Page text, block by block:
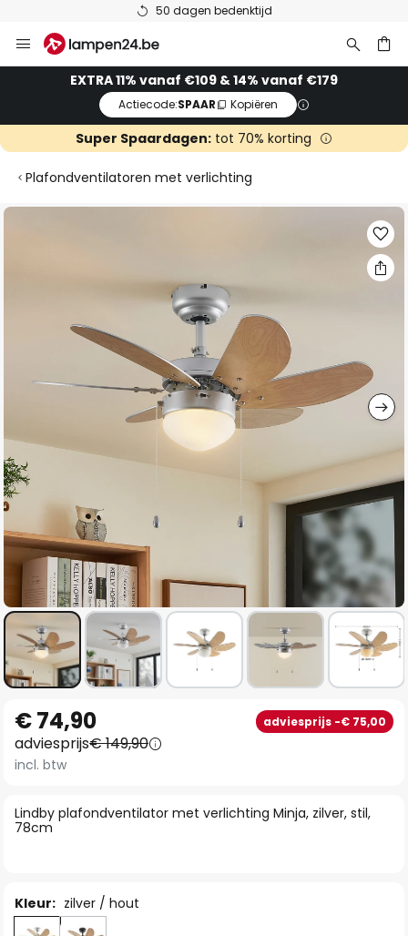
50 dagen bedenktijd
naar
EXTRA 11% vanaf €109 & 14% vanaf €179
Actiecode:SPAAR Kopiëren
Super Spaardagen: tot 70% korting
Plafondventilatoren met verlichting
Ga
afbeeldingen-
gallerij
naar
het
begin
de
afbeeldingen-
Lindby plafondventilator met verlichting Minja, zilver, stil,
78cm
€ 74,90 adviesprijs -€ 75,00
adviesprijs€ 149,90
incl. btw
Kleur: zilver / hout